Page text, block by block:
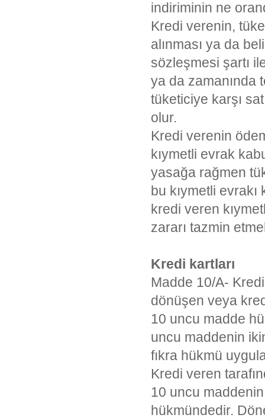
indiriminin ne
Kredi verenin,
alınması ya da
sözleşmesi şartı
ya da zamanında
tüketiciye karşı
olur.
Kredi verenin
kıymetli evrak
yasağa rağmen
bu kıymetli
kredi veren
zararı tazmin
Kredi kartları
Madde 10/A-
dönüşen veya
10 uncu madde
uncu maddenin
fıkra hükmü
Kredi veren
10 uncu
hükmündedir.